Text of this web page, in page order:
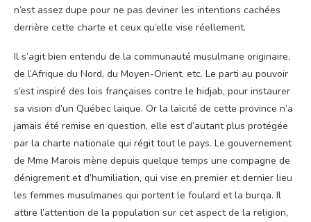
n’est assez dupe pour ne pas deviner les intentions cachées
derrière cette charte et ceux qu’elle vise réellement.
Il s’agit bien entendu de la communauté musulmane originaire,
de l’Afrique du Nord, du Moyen-Orient, etc. Le parti au pouvoir
s’est inspiré des lois françaises contre le hidjab, pour instaurer
sa vision d’un Québec laïque. Or la laïcité de cette province n’a
jamais été remise en question, elle est d’autant plus protégée
par la charte nationale qui régit tout le pays. Le gouvernement
de Mme Marois mène depuis quelque temps une compagne de
dénigrement et d’humiliation, qui vise en premier et dernier lieu
les femmes musulmanes qui portent le foulard et la burqa. Il
attire l’attention de la population sur cet aspect de la religion,